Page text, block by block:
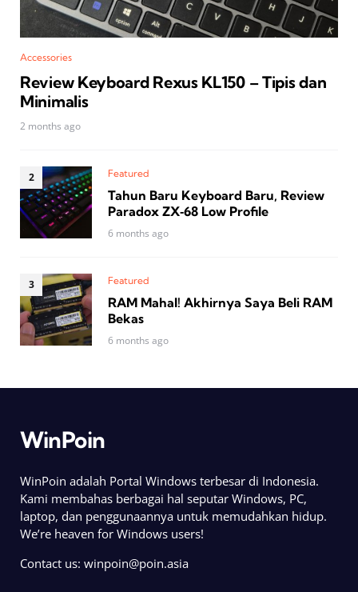
Accessories
Review Keyboard Rexus KL150 – Tipis dan
Minimalis
2 months ago
Featured
Tahun Baru Keyboard Baru, Review
Paradox ZX‑68 Low Profile
6 months ago
Featured
RAM Mahal! Akhirnya Saya Beli RAM
Bekas
6 months ago
WinPoin
WinPoin adalah Portal Windows terbesar di Indonesia.
Kami membahas berbagai hal seputar Windows, PC,
laptop, dan penggunaannya untuk memudahkan hidup.
We’re heaven for Windows users!
Contact us: winpoin@poin.asia